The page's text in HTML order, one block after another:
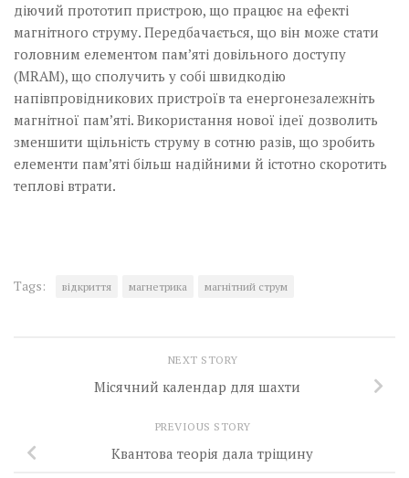
діючий прототип пристрою, що працює на ефекті
магнітного струму. Передбачається, що він може стати
голов­ним елементом пам’яті довільного доступу
(MRAM), що сполучить у собі швидкодію
напівпровідникових пристроїв та енергонезалежніть
магнітної пам’яті. Використання нової ідеї дозволить
зменшити щільність струму в сотню разів, що зробить
елементи пам’яті більш надійними й істотно скоротить
теплові втрати.
Tags: відкриття магнетрика магнітний струм
NEXT STORY
Місячний календар для шахти
PREVIOUS STORY
Квантова теорія дала тріщину